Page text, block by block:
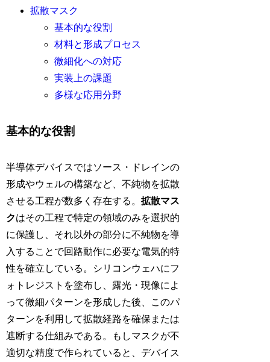
拡散マスク
基本的な役割
材料と形成プロセス
微細化への対応
実装上の課題
多様な応用分野
基本的な役割
半導体デバイスではソース・ドレインの
形成やウェルの構築など、不純物を拡散
させる工程が数多く存在する。拡散マス
クはその工程で特定の領域のみを選択的
に保護し、それ以外の部分に不純物を導
入することで回路動作に必要な電気的特
性を確立している。シリコンウェハにフ
ォトレジストを塗布し、露光・現像によ
って微細パターンを形成した後、このパ
ターンを利用して拡散経路を確保または
遮断する仕組みである。もしマスクが不
適切な精度で作られていると、デバイス